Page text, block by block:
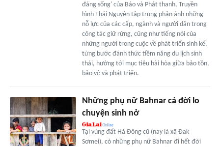
đáng sống' của Báo và Phát thanh, Truyền
hình Thái Nguyên tập trung phản ánh những
nỗ lực của các cấp, ngành và người dân trong
công tác giữ rừng, cũng như tiếng nói của
những người trong cuộc về phát triển sinh kế,
từng bước đánh thức tiềm năng du lịch sinh
thái, hướng tới mục tiêu hài hòa giữa bảo tồn,
bảo vệ và phát triển.
Những phụ nữ Bahnar cả đời lo
chuyện sinh nở
Tại vùng đất Hà Đông cũ (nay là xã Đak
Sơmei), có những phụ nữ Bahnar đi hết đời